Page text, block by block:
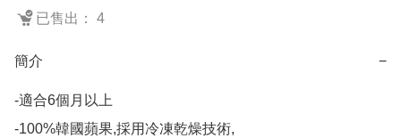
已售出： 4
簡介 −
-適合6個月以上
-100%韓國蘋果,採用冷凍乾燥技術,